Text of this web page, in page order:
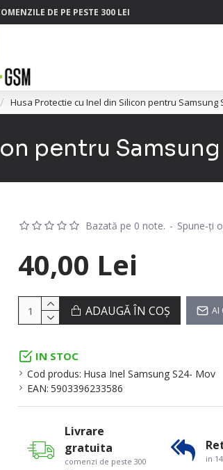
DE PE PESTE 300 LEI
Husa Protectie cu Inel din Silicon pentru Samsung
pentru
IN STOC
Cod produs: Husa Inel Samsung S24- Mov
EAN: 5903396233586
Bazată pe 0 note. - Spune-ţi
40,00 Lei
ADAUGĂ ÎN COŞ AI
Livrare
gratuita
comenzi de peste 300
in